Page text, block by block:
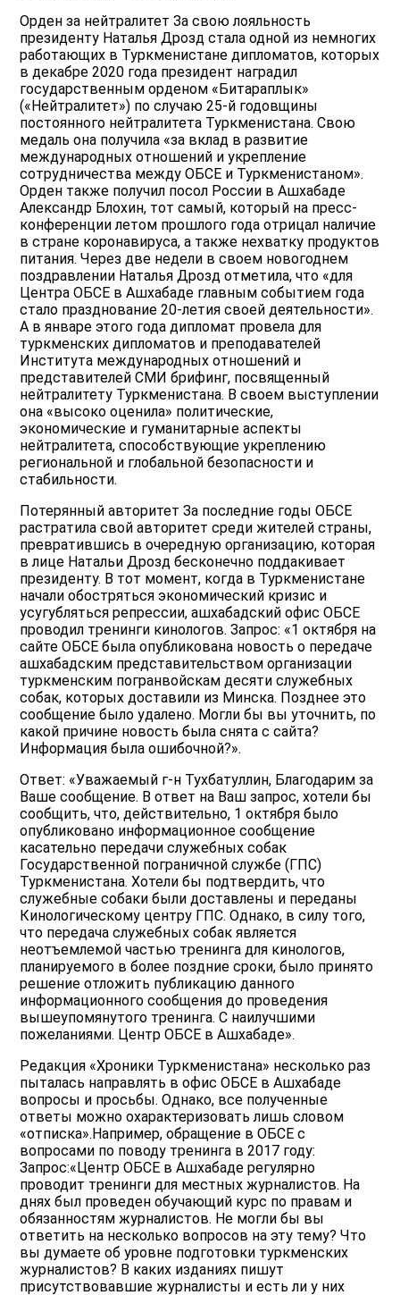
Орден за нейтралитет За свою лояльность
президенту Наталья Дрозд стала одной из немногих
работающих в Туркменистане дипломатов, которых
в декабре 2020 года президент наградил
государственным орденом «Битараплык»
(«Нейтралитет») по случаю 25-й годовщины
постоянного нейтралитета Туркменистана. Свою
медаль она получила «за вклад в развитие
международных отношений и укрепление
сотрудничества между ОБСЕ и Туркменистаном».
Орден также получил посол России в Ашхабаде
Александр Блохин, тот самый, который на пресс-
конференции летом прошлого года отрицал наличие
в стране коронавируса, а также нехватку продуктов
питания. Через две недели в своем новогоднем
поздравлении Наталья Дрозд отметила, что «для
Центра ОБСЕ в Ашхабаде главным событием года
стало празднование 20-летия своей деятельности».
А в январе этого года дипломат провела для
туркменских дипломатов и преподавателей
Института международных отношений и
представителей СМИ брифинг, посвященный
нейтралитету Туркменистана. В своем выступлении
она «высоко оценила» политические,
экономические и гуманитарные аспекты
нейтралитета, способствующие укреплению
региональной и глобальной безопасности и
стабильности.
Потерянный авторитет За последние годы ОБСЕ
растратила свой авторитет среди жителей страны,
превратившись в очередную организацию, которая
в лице Натальи Дрозд бесконечно поддакивает
президенту. В тот момент, когда в Туркменистане
начали обостряться экономический кризис и
усугубляться репрессии, ашхабадский офис ОБСЕ
проводил тренинги кинологов. Запрос: «1 октября на
сайте ОБСЕ была опубликована новость о передаче
ашхабадским представительством организации
туркменским погранвойскам десяти служебных
собак, которых доставили из Минска. Позднее это
сообщение было удалено. Могли бы вы уточнить, по
какой причине новость была снята с сайта?
Информация была ошибочной?».
Ответ: «Уважаемый г-н Тухбатуллин, Благодарим за
Ваше сообщение. В ответ на Ваш запрос, хотели бы
сообщить, что, действительно, 1 октября было
опубликовано информационное сообщение
касательно передачи служебных собак
Государственной пограничной службе (ГПС)
Туркменистана. Хотели бы подтвердить, что
служебные собаки были доставлены и переданы
Кинологическому центру ГПС. Однако, в силу того,
что передача служебных собак является
неотъемлемой частью тренинга для кинологов,
планируемого в более поздние сроки, было принято
решение отложить публикацию данного
информационного сообщения до проведения
вышеупомянутого тренинга. С наилучшими
пожеланиями. Центр ОБСЕ в Ашхабаде».
Редакция «Хроники Туркменистана» несколько раз
пыталась направлять в офис ОБСЕ в Ашхабаде
вопросы и просьбы. Однако, все полученные
ответы можно охарактеризовать лишь словом
«отписка».Например, обращение в ОБСЕ с
вопросами по поводу тренинга в 2017 году:
Запрос:«Центр ОБСЕ в Ашхабаде регулярно
проводит тренинги для местных журналистов. На
днях был проведен обучающий курс по правам и
обязанностям журналистов. Не могли бы вы
ответить на несколько вопросов на эту тему? Что
вы думаете об уровне подготовки туркменских
журналистов? В каких изданиях пишут
присутствовавшие журналисты и есть ли у них